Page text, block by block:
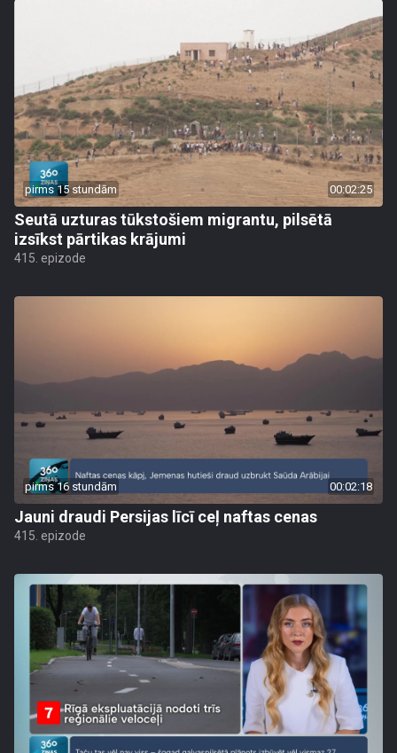
pirms 15 stundām 00:02:25
Seutā uzturas tūkstošiem migrantu, pilsētā
izsīkst pārtikas krājumi
415. epizode
pirms 16 stundām 00:02:18
Jauni draudi Persijas līcī ceļ naftas cenas
415. epizode